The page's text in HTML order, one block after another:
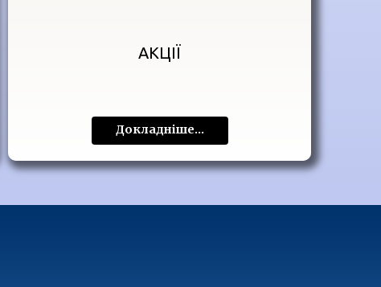
АКЦІЇ
Докладніше...